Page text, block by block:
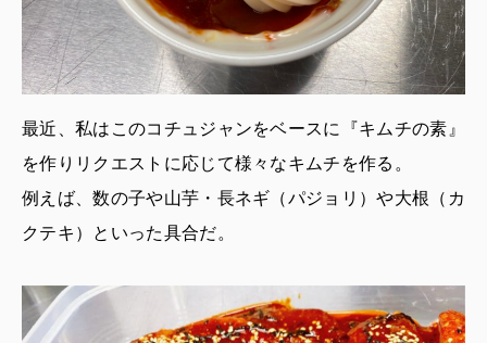
最近、私はこのコチュジャンをベースに『キムチの素』
を作りリクエストに応じて様々なキムチを作る。
例えば、数の子や山芋・長ネギ（パジョリ）や大根（カ
クテキ）といった具合だ。